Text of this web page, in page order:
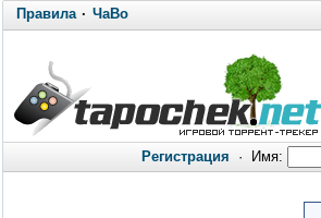
Правила· ЧаВо
Регистрация · Имя: